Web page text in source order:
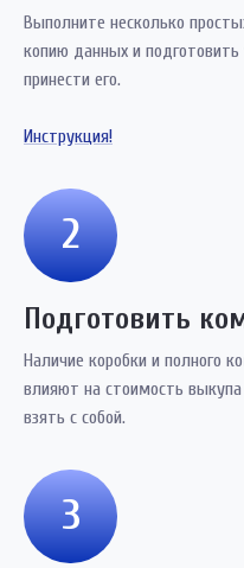
Выполните несколько
копию данных и
принести его.
Инструкция!
2
Подготовить
Наличие коробки и полного
влияют на стоимость
взять с собой.
3